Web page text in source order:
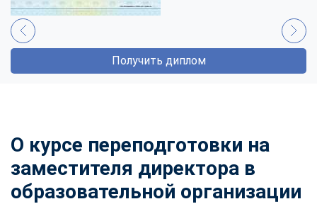
Получить диплом
О курсе переподготовки на
заместителя директора в
образовательной организации